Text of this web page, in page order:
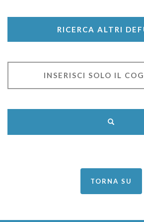
RICERCA ALTRI
TORNA SU